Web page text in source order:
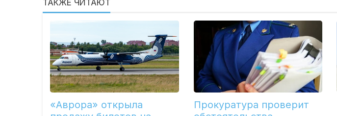
ТАКЖЕ ЧИТАЮТ
«Аврора» открыла
Прокуратура проверит